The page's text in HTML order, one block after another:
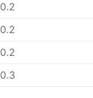
0.2
0.2
0.2
0.3